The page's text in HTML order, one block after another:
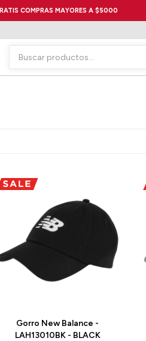
COMPRAS MAYORES A $5000
Gorro New Balance -
LAH13010BK - BLACK